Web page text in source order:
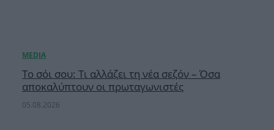
Το σόι σου: Τι αλλάζει τη νέα σεζόν – Όσα
αποκαλύπτουν οι πρωταγωνιστές
05.08.2026